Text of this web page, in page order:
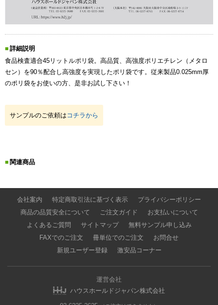
詳細説明
食品検査適合45リットルポリ袋。高品質、高強度ポリエチレン（メタロ
セン）を90％配合し高強度を実現したポリ袋です。従来製品0.025mm厚
のポリ袋をお使いの方、是非お試し下さい！
サンプルのご依頼は コチラから
関連商品
会社案内 特定商取引法に基づく表示
プライバシーポリシー
商品の品質安全について
ご注文ガイド
お支払いについて
よくあるご質問
サイトマップ
無料サンプル申し込み
FAXでのご注文
冊単位でのご注文
お問合せ
新規ユーザー登録
激安品コーナー
運営会社
ハウスホールドジャパン株式会社